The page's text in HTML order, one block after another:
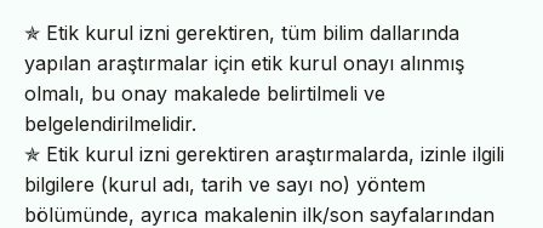
✯ Etik kurul izni gerektiren, tüm bilim dallarında
yapılan araştırmalar için etik kurul onayı alınmış
olmalı, bu onay makalede belirtilmeli ve
belgelendirilmelidir.
✯ Etik kurul izni gerektiren araştırmalarda, izinle ilgili
bilgilere (kurul adı, tarih ve sayı no) yöntem
bölümünde, ayrıca makalenin ilk/son sayfalarından